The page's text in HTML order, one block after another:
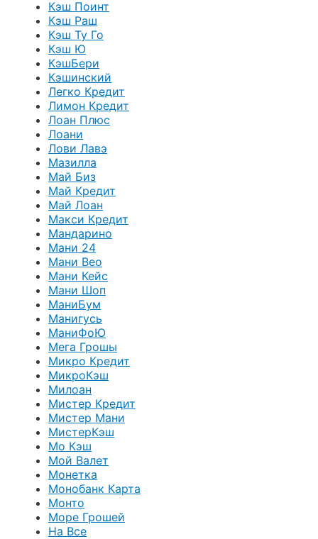
Кэш Поинт
Кэш Раш
Кэш Ту Го
Кэш Ю
КэшБери
Кэшинский
Легко Кредит
Лимон Кредит
Лоан Плюс
Лоани
Лови Лавэ
Мазилла
Май Биз
Май Кредит
Май Лоан
Макси Кредит
Мандарино
Мани 24
Мани Вео
Мани Кейс
Мани Шоп
МаниБум
Манигусь
МаниФоЮ
Мега Грошы
Микро Кредит
МикроКэш
Милоан
Мистер Кредит
Мистер Мани
МистерКэш
Мо Кэш
Мой Валет
Монетка
Монобанк Карта
Монто
Море Грошей
На Все